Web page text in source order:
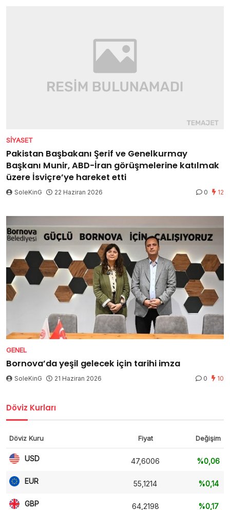
SIYASET
Pakistan Başbakanı Şerif ve Genelkurmay
Başkanı Munir, ABD-İran görüşmelerine katılmak
üzere İsviçre’ye hareket etti
SoleKinG 22 Haziran 2026 0 12
GENEL
Bornova’da yeşil gelecek için tarihi imza
SoleKinG 21 Haziran 2026 0 10
Döviz Kurları
Döviz Kuru Fiyat Değişim
USD 47,6006 %0,06
EUR 55,1214 %0,14
GBP 64,2198 %0,17